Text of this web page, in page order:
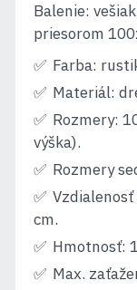
Balenie:
priesorom
Farba:
Materiál:
Rozmery:
výška).
Rozmery
cm.
Hmotnosť:
Max.